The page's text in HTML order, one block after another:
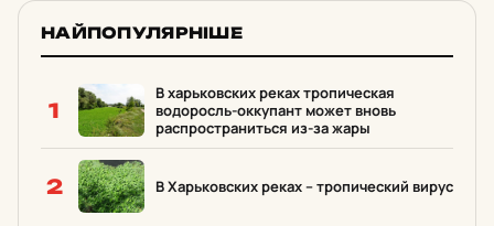
НАЙПОПУЛЯРНІШЕ
1
В харьковских реках тропическая
водоросль-оккупант может вновь
распространиться из-за жары
2 В Харьковских реках – тропический вирус